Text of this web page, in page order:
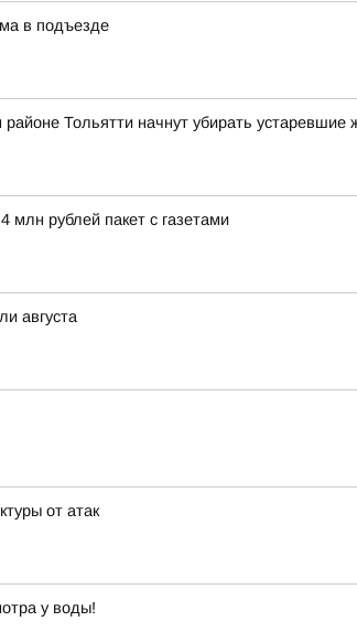
в подъезде
Тольятти начнут убирать устаревшие
млн рублей пакет с газетами
августа
от атак
у воды!